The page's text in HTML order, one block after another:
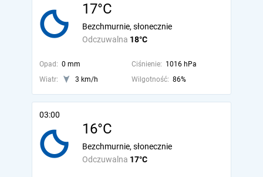
17°C
Odczuwalna 18°C
Bezchmurnie, słonecznie
Opad: 0 mm Ciśnienie: 1016 hPa
Wiatr:
3 km/h Wilgotność: 86%
03:00
16°C
Odczuwalna 17°C
Bezchmurnie, słonecznie